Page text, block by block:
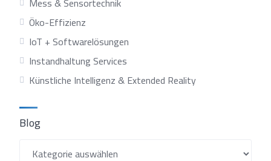
Öko-Effizienz
IoT + Softwarelösungen
Instandhaltung Services
Künstliche Intelligenz & Extended Reality
Blog
Blog